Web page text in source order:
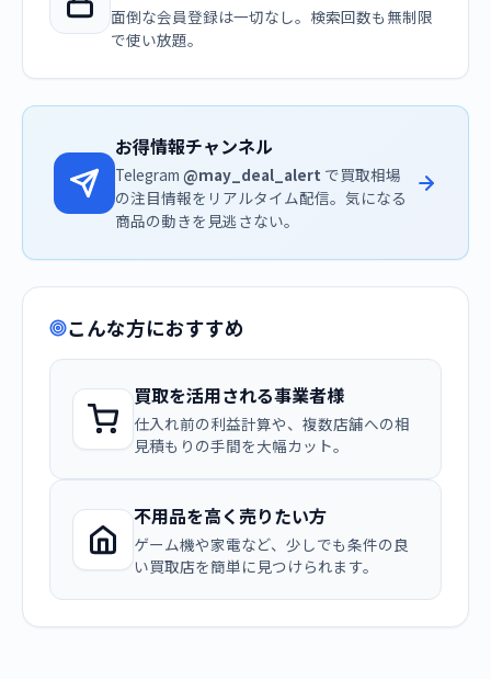
面倒な会員登録は一切なし。検索回数も無制限
で使い放題。
お得情報チャンネル
Telegram @may_deal_alert で買取相場
の注目情報をリアルタイム配信。気になる
商品の動きを見逃さない。
こんな方におすすめ
買取を活用される事業者様
仕入れ前の利益計算や、複数店舗への相
見積もりの手間を大幅カット。
不用品を高く売りたい方
ゲーム機や家電など、少しでも条件の良
い買取店を簡単に見つけられます。